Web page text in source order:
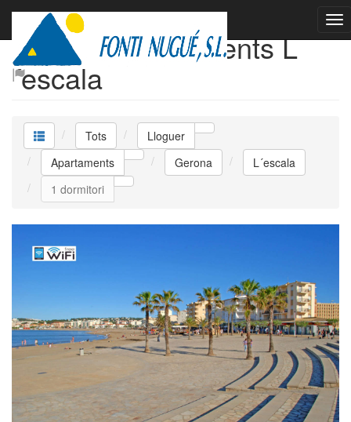
Lloguer Apartaments L
´escala
Tots
Lloguer
Apartaments
Gerona
L´escala
1 dormitori